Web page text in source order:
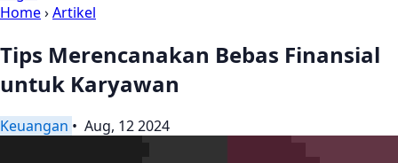
Home›Artikel
Tips Merencanakan Bebas Finansial
untuk Karyawan
Keuangan • Aug, 12 2024